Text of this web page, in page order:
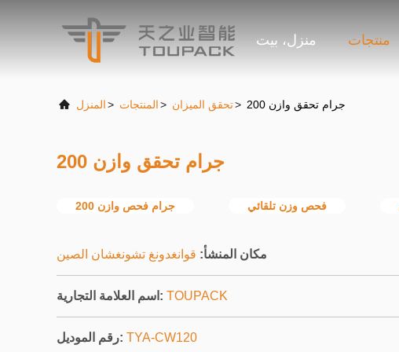
منزل، بيت منتجات
المنزل> المنتجات> تحقق الميزان> 200 جرام تحقق وازن
200 جرام تحقق وازن
200 جرام فحص وازن فحص وزن تلقائي
مكان المنشأ: قوانغدونغ تشونغشان الصين
اسم العلامة التجارية: TOUPACK
رقم الموديل: TYA-CW120